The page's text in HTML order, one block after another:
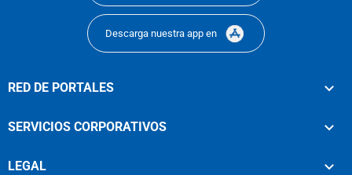
Descarga nuestra app en
RED DE PORTALES
SERVICIOS CORPORATIVOS
LEGAL